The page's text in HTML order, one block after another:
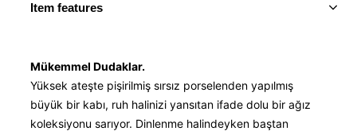
Item features
Mükemmel Dudaklar.
Yüksek ateşte pişirilmiş sırsız porselenden yapılmış
büyük bir kabı, ruh halinizi yansıtan ifade dolu bir ağız
koleksiyonu sarıyor. Dinlenme halindeyken baştan